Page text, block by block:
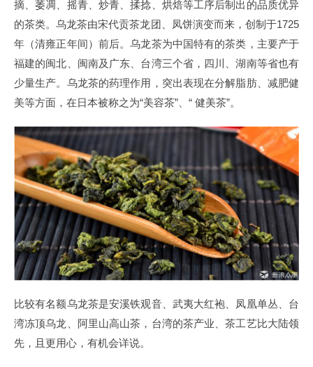
摘、萎凋、摇青、炒青、揉捻、烘焙等工序后制出的品质优异
的茶类。乌龙茶由宋代贡茶龙团、凤饼演变而来，创制于1725
年（清雍正年间）前后。乌龙茶为中国特有的茶类，主要产于
福建的闽北、闽南及广东、台湾三个省，四川、湖南等省也有
少量生产。乌龙茶的药理作用，突出表现在分解脂肪、减肥健
美等方面，在日本被称之为“美容茶”、“ 健美茶”。
比较有名额乌龙茶是安溪铁观音、武夷大红袍、凤凰单丛、台
湾冻顶乌龙、阿里山高山茶，台湾的茶产业、茶工艺比大陆领
先，且更用心，有机会详说。